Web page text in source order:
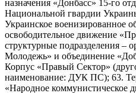
назначения «Донбасс» 15-го
Национальной гвардии
Украинское военизированное
освободительное движение
структурные подразделения –
Молодежь» и объединение
Корпус «Правый Сектор»
наименование: ДУК ПС); 63.
«Народное коммунистическое